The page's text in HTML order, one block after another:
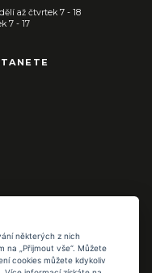
až čtvrtek 7 - 18
7 - 17
Pracovní pomůcky
pro práci i volný
čas
některých z nich
na „Přijmout vše“. Můžete
cookies můžete kdykoliv